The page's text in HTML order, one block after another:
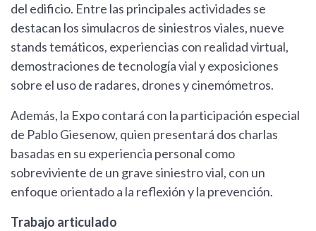
del edificio. Entre las principales actividades se
destacan los simulacros de siniestros viales, nueve
stands temáticos, experiencias con realidad virtual,
demostraciones de tecnología vial y exposiciones
sobre el uso de radares, drones y cinemómetros.
Además, la Expo contará con la participación especial
de Pablo Giesenow, quien presentará dos charlas
basadas en su experiencia personal como
sobreviviente de un grave siniestro vial, con un
enfoque orientado a la reflexión y la prevención.
Trabajo articulado